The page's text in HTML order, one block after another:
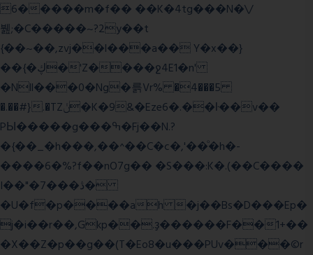
6�����m�f�� ��K�4tg���N�\/
뷆;�C�����~?2y��t
{��~��,zvj��l���a�� Y�x��}
��{�ڮ�'Z����ջ4E1�n'
�Nll���0�Ng�륽Vr% �4���5
�.��#}.�TZݩ�K�9&�Eze6�.��ŀ��v��
PЫ�����g���ߒ�Fj��N.?
�{��_�h���,��^��C�c�,'��ͦ�h�-
����6�%?f��nO7 g�� �S���:K�.(��C����
I��"�7 ���ڎ�
�U�f�p����ah �j��Bs�D���Ep�
j�i��r��,Gkp��.ҙ������F��1+��
�X��Z�p��g��(T�Eo8�u���PUv���©r